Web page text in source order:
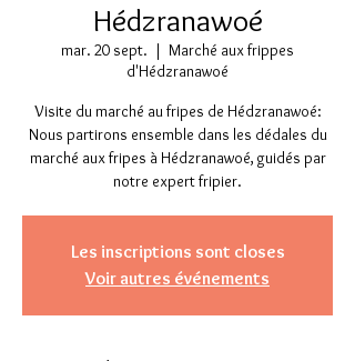
Hédzranawoé
mar. 20 sept.
  |
Marché aux frippes
d'Hédzranawoé
Visite du marché au fripes de Hédzranawoé:
Nous partirons ensemble dans les dédales du
marché aux fripes à Hédzranawoé, guidés par
notre expert fripier.
Les inscriptions sont closes
Voir autres événements